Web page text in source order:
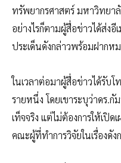
ทรัพยากรศาสตร์ มหาวิทยา
อย่างไรก็ตามผู้สื่อข่าวได้ส่ง
ประเด็นดังกล่าวพร้อมฝากห
ในเวลาต่อมาผู้สื่อข่าวได้รับ
รายหนึ่ง โดยเขาระบุว่าดร.
เท็จจริง แต่ไม่ต้องการให้เปิด
คณะผู้ที่ทำการวิจัยในเรื่องดัง